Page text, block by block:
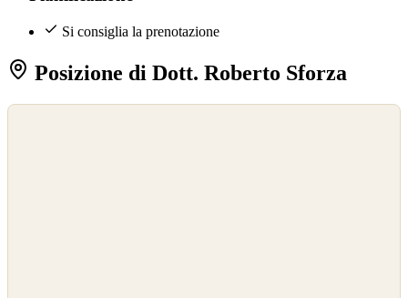
Si consiglia la prenotazione
Posizione di Dott. Roberto Sforza